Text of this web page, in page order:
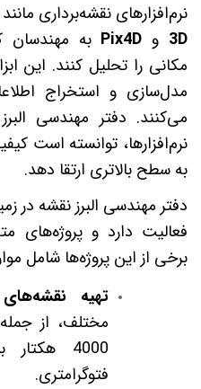
نرم‌افزارهای نقشه‌برداری مانند
3D و Pix4D به مهندسان
مکانی را تحلیل کنند. این
مدل‌سازی و استخراج
می‌کنند. دفتر مهندسی
نرم‌افزارها، توانسته است
به سطح بالاتری ارتقا دهد.
دفتر مهندسی البرز نقشه در
فعالیت دارد و پروژه‌های
برخی از این پروژه‌ها شامل
تهیه نقشه‌های
مختلف، از
4000
فتوگرامتری.